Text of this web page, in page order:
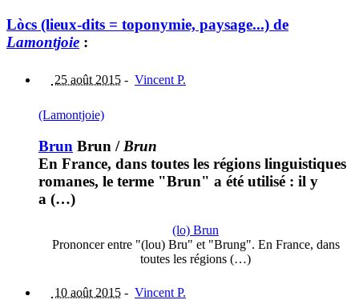
Lòcs (lieux-dits = toponymie, paysage...) de
Lamontjoie :
25 août 2015 - Vincent P.
(Lamontjoie)
Brun Brun / Brun
En France, dans toutes les régions linguistiques
romanes, le terme "Brun" a été utilisé : il y
a (…)
(lo) Brun
Prononcer entre "(lou) Bru" et "Brung". En France, dans
toutes les régions (…)
10 août 2015 - Vincent P.